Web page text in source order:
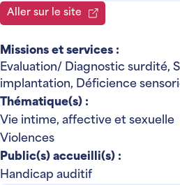
Aller sur le site
Missions et services :
Evaluation/ Diagnostic surdité,
implantation, Déficience
Thématique(s) :
Vie intime, affective et sexuelle
Violences
Public(s) accueilli(s) :
Handicap auditif